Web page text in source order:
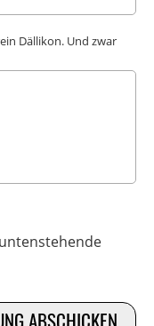
Dällikon. Und zwar